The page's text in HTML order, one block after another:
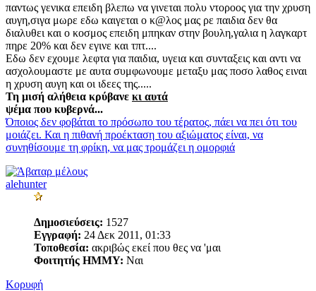
παντως γενικα επειδη βλεπω να γινεται πολυ ντοροος για την χρυση
αυγη,σιγα μωρε εδω καιγεται ο κ@λος μας ρε παιδια δεν θα
διαλυθει και ο κοσμος επειδη μπηκαν στην βουλη,γαλια η λαγκαρτ
πηρε 20% και δεν εγινε και τπτ....
Εδω δεν εχουμε λεφτα για παιδια, υγεια και συνταξεις και αντι να
ασχολουμαστε με αυτα συμφωνουμε μεταξυ μας ποσο λαθος ειναι
η χρυση αυγη και οι ιδεες της.....
Τη μισή αλήθεια κρύβανε κι αυτά
ψέμα που κυβερνά...
Όποιος δεν φοβάται το πρόσωπο του τέρατος, πάει να πει ότι του
μοιάζει. Και η πιθανή προέκταση του αξιώματος είναι, να
συνηθίσουμε τη φρίκη, να μας τρομάζει η ομορφιά
alehunter
Δημοσιεύσεις: 1527
Εγγραφή: 24 Δεκ 2011, 01:33
Τοποθεσία: ακριβώς εκεί που θες να 'μαι
Φοιτητής ΗΜΜΥ: Ναι
Κορυφή